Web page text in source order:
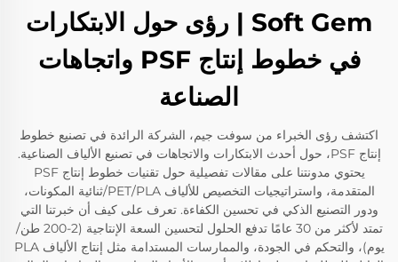
Soft Gem | رؤى حول الابتكارات
في خطوط إنتاج PSF واتجاهات
الصناعة
اكتشف رؤى الخبراء من سوفت جيم، الشركة الرائدة في تصنيع خطوط
إنتاج PSF، حول أحدث الابتكارات والاتجاهات في تصنيع الألياف الصناعية.
يحتوي مدونتنا على مقالات تفصيلية حول تقنيات خطوط إنتاج PSF
المتقدمة، واستراتيجيات التخصيص للألياف PET/PLA/ثنائية المكونات،
ودور التصنيع الذكي في تحسين الكفاءة. تعرف على كيف أن خبرتنا التي
تمتد لأكثر من 30 عامًا تدفع الحلول لتحسين السعة الإنتاجية (2-200 طن/
يوم)، والتحكم في الجودة، والممارسات المستدامة مثل إنتاج الألياف PLA